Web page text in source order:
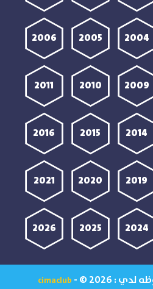
2004
2005
2006
2009
2010
2011
2014
2015
2016
2019
2020
2021
2024
2025
2026
لدي : cimaclub - © 2026